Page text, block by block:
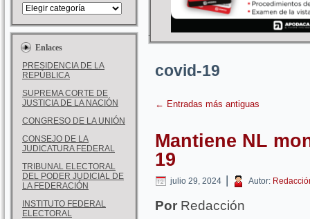
Enlaces
PRESIDENCIA DE LA
REPÚBLICA
SUPREMA CORTE DE
JUSTICIA DE LA NACIÓN
CONGRESO DE LA UNIÓN
CONSEJO DE LA
JUDICATURA FEDERAL
TRIBUNAL ELECTORAL
DEL PODER JUDICIAL DE
LA FEDERACIÓN
INSTITUTO FEDERAL
ELECTORAL
covid-19
← Entradas más antiguas
Mantiene NL
19
julio 29, 2024 | Autor:
Por Redacción